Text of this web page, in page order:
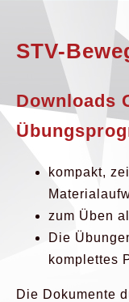
STV-
Downloads
kompakt,
zum Üben
Die
komplettes
Die Dokumente